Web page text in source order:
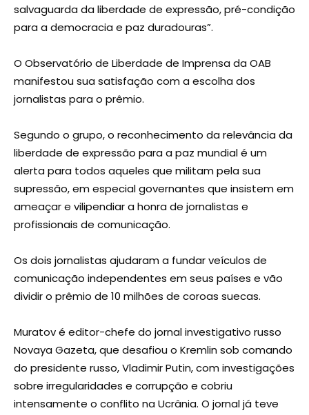
salvaguarda da liberdade de expressão, pré-condição
para a democracia e paz duradouras”.
O Observatório de Liberdade de Imprensa da OAB
manifestou sua satisfação com a escolha dos
jornalistas para o prêmio.
Segundo o grupo, o reconhecimento da relevância da
liberdade de expressão para a paz mundial é um
alerta para todos aqueles que militam pela sua
supressão, em especial governantes que insistem em
ameaçar e vilipendiar a honra de jornalistas e
profissionais de comunicação.
Os dois jornalistas ajudaram a fundar veículos de
comunicação independentes em seus países e vão
dividir o prêmio de 10 milhões de coroas suecas.
Muratov é editor-chefe do jornal investigativo russo
Novaya Gazeta, que desafiou o Kremlin sob comando
do presidente russo, Vladimir Putin, com investigações
sobre irregularidades e corrupção e cobriu
intensamente o conflito na Ucrânia. O jornal já teve